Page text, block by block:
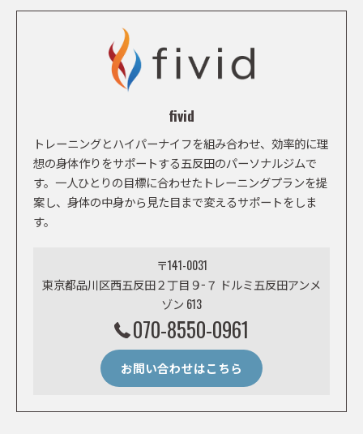
fivid
トレーニングとハイパーナイフを組み合わせ、効率的に理
想の身体作りをサポートする五反田のパーソナルジムで
す。一人ひとりの目標に合わせたトレーニングプランを提
案し、身体の中身から見た目まで変えるサポートをしま
す。
〒141-0031
東京都品川区西五反田２丁目９−７ ドルミ五反田アンメ
ゾン 613
070-8550-0961
お問い合わせはこちら